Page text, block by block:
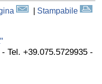
Stampabile
Tel. +39.075.5729935 -